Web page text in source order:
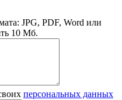
JPG, PDF, Word или
10 Мб.
персональных данных